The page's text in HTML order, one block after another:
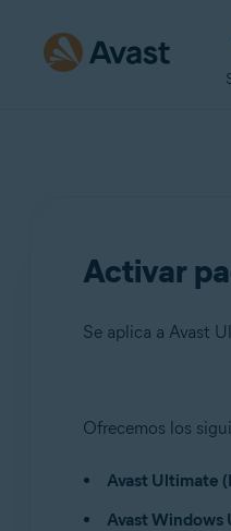
Activar
Se aplica a Avast
Productos:
Ofrecemos los
Avast Ultimate
Avast Windows